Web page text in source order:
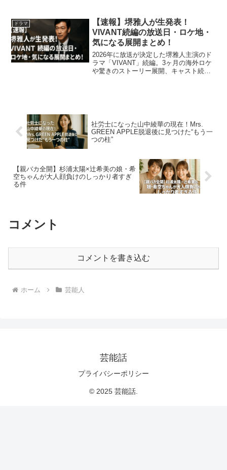
内容が満載です！
ドラマ
【速報】堺雅人が生発表！
VIVANT続編の放送日・ロケ地・
気になる展開まとめ！
2026年に放送が決定した堺雅人主演のド
ラマ「VIVANT」続編。3ヶ月の海外ロケ
や驚きのストーリー展開、キャスト続投
社労士になった山中綾華の現在！Mrs.
GREEN APPLE脱退後に見つけた“もう一
つの柱”
【親バカ全開】杉浦太陽×辻希美の娘・希
空ちゃんが大人顔負けのしっかり者すぎ
る件
コメント
コメントを書き込む
ホーム 芸能人
芸能話
プライバシーポリシー
© 2025 芸能話.